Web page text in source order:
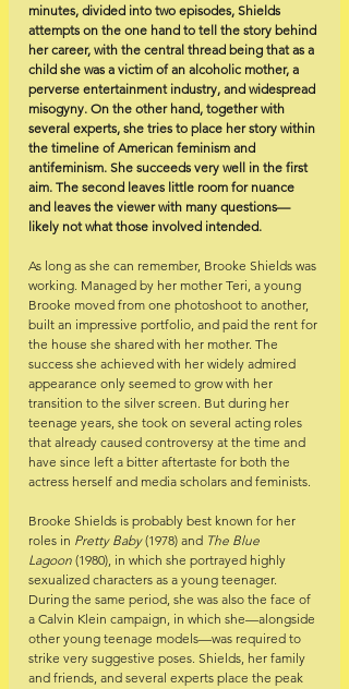
minutes, divided into two episodes, Shields
attempts on the one hand to tell the story behind
her career, with the central thread being that as a
child she was a victim of an alcoholic mother, a
perverse entertainment industry, and widespread
misogyny. On the other hand, together with
several experts, she tries to place her story within
the timeline of American feminism and
antifeminism. She succeeds very well in the first
aim. The second leaves little room for nuance
and leaves the viewer with many questions—
likely not what those involved intended.
As long as she can remember, Brooke Shields was
working. Managed by her mother Teri, a young
Brooke moved from one photoshoot to another,
built an impressive portfolio, and paid the rent for
the house she shared with her mother. The
success she achieved with her widely admired
appearance only seemed to grow with her
transition to the silver screen. But during her
teenage years, she took on several acting roles
that already caused controversy at the time and
have since left a bitter aftertaste for both the
actress herself and media scholars and feminists.
Brooke Shields is probably best known for her
roles in Pretty Baby (1978) and The Blue
Lagoon (1980), in which she portrayed highly
sexualized characters as a young teenager.
During the same period, she was also the face of
a Calvin Klein campaign, in which she—alongside
other young teenage models—was required to
strike very suggestive poses. Shields, her family
and friends, and several experts place the peak